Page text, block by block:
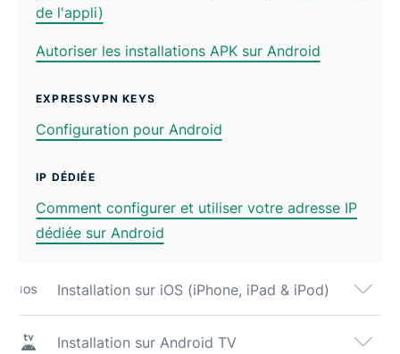
de l'appli)
Autoriser les installations APK sur Android
EXPRESSVPN KEYS
Configuration pour Android
IP DÉDIÉE
Comment configurer et utiliser votre adresse IP
dédiée sur Android
Installation sur iOS (iPhone, iPad & iPod)
Installation sur Android TV